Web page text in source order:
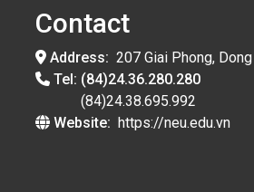
Contact
Address: 207 Giai Phong,
Tel: (84)24.36.280.280
(84)24.38.695.992
Website: https://neu.edu.vn